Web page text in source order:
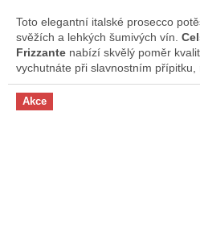
Toto elegantní italské prosecco
svěžích a lehkých šumivých vín.
Frizzante nabízí skvělý poměr
vychutnáte při slavnostním
posezení s přáteli.
Akce